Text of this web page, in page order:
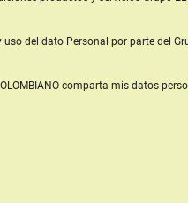
del dato Personal por parte del
comparta mis datos